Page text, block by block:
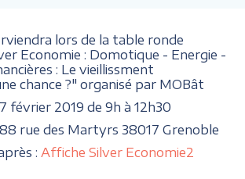
lors de la table ronde
Economie : Domotique - Energie -
: Le vieillissment
chance ?" organisé par MOBât
février 2019 de 9h à 12h30
rue des Martyrs 38017 Grenoble
: Affiche Silver Economie2